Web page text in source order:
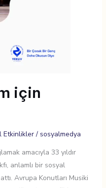
için
Etkinlikler/ sosyalmedya
amacıyla 33 yıldır
anlamlı bir sosyal
Avrupa Konutları Musiki